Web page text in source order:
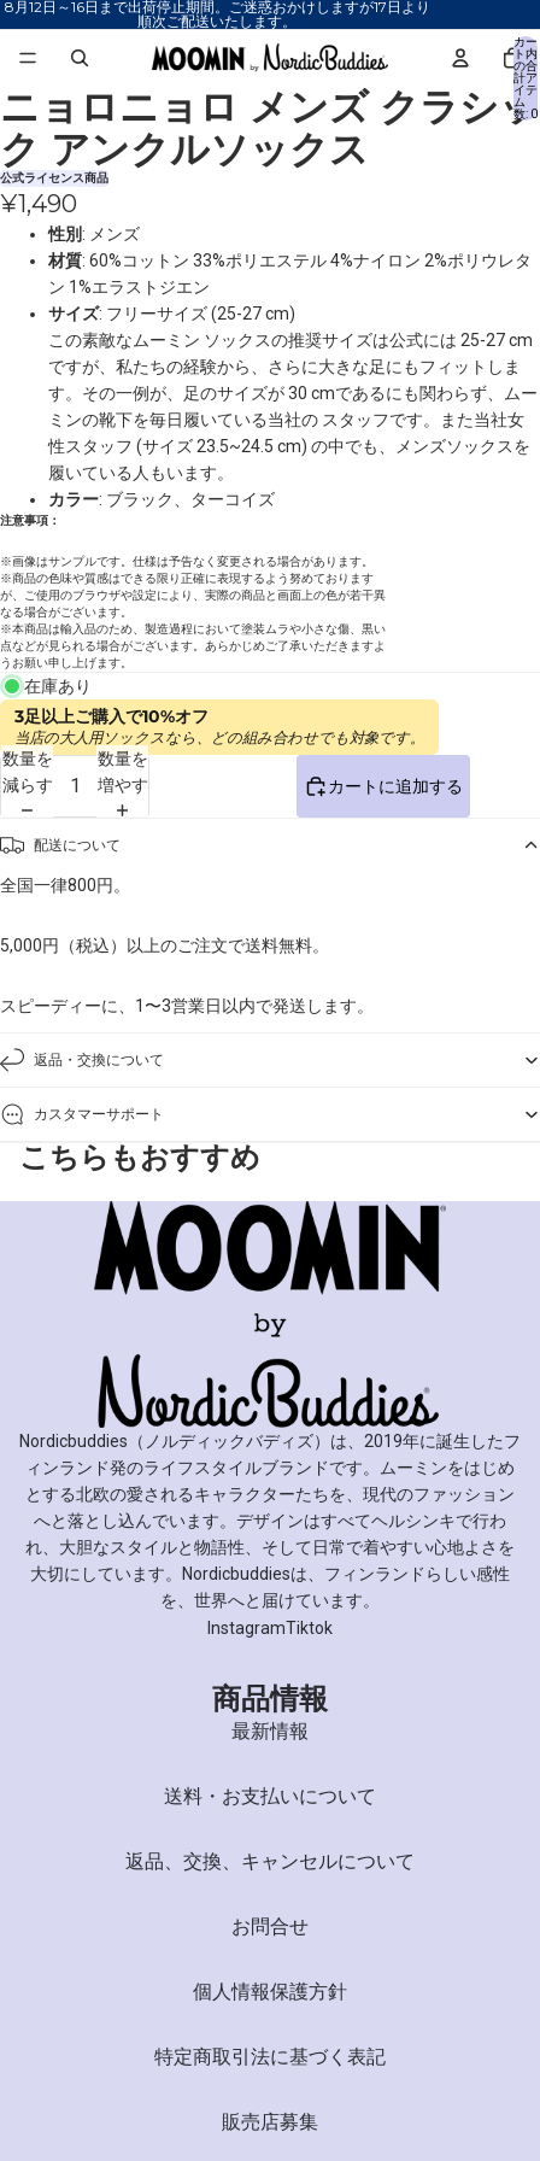
8月12日～16日まで出荷停止期間。ご迷惑おかけしますが17日より
順次ご配送いたします。
カー
ト内
の合
計ア
イテ
ム
数: 0
画
像
を
全
画
画
像
を
全
画
ニョロニョロ メンズ クラシッ
ク アンクルソックス
公式ライセンス商品
¥1,490
性別: メンズ
材質: 60%コットン 33%ポリエステル 4%ナイロン 2%ポリウレタ
ン 1%エラストジエン
サイズ: フリーサイズ (25-27 cm)
この素敵なムーミン ソックスの推奨サイズは公式には 25-27 cm
ですが、私たちの経験から、さらに大きな足にもフィットしま
す。その一例が、足のサイズが 30 cmであるにも関わらず、ムー
ミンの靴下を毎日履いている当社の スタッフです。また当社女
性スタッフ (サイズ 23.5~24.5 cm) の中でも、メンズソックスを
履いている人もいます。
カラー: ブラック、ターコイズ
注意事項：
※画像はサンプルです。仕様は予告なく変更される場合があります。
※商品の色味や質感はできる限り正確に表現するよう努めております
が、ご使用のブラウザや設定により、実際の商品と画面上の色が若干異
なる場合がございます。
※本商品は輸入品のため、製造過程において塗装ムラや小さな傷、黒い
点などが見られる場合がございます。あらかじめご了承いただきますよ
うお願い申し上げます。
在庫あり
3足以上ご購入で10%オフ
当店の大人用ソックスなら、どの組み合わせでも対象です。
数量を
減らす
数量を
増やす
カートに追加する
配送について
全国一律800円。
5,000円（税込）以上のご注文で送料無料。
スピーディーに、1〜3営業日以内で発送します。
返品・交換について
カスタマーサポート
こちらもおすすめ
Nordicbuddies（ノルディックバディズ）は、2019年に誕生したフ
ィンランド発のライフスタイルブランドです。ムーミンをはじめ
とする北欧の愛されるキャラクターたちを、現代のファッション
へと落とし込んでいます。デザインはすべてヘルシンキで行わ
れ、大胆なスタイルと物語性、そして日常で着やすい心地よさを
大切にしています。Nordicbuddiesは、フィンランドらしい感性
を、世界へと届けています。
InstagramTiktok
商品情報
最新情報
送料・お支払いについて
返品、交換、キャンセルについて
お問合せ
個人情報保護方針
特定商取引法に基づく表記
販売店募集